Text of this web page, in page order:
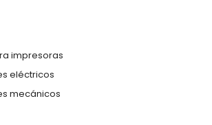
impresoras
eléctricos
mecánicos